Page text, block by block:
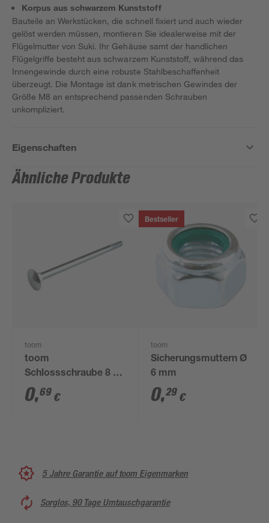
Korpus aus schwarzem Kunststoff
Bauteile an Werkstücken, die schnell fixiert und auch wieder
gelöst werden müssen, montieren Sie idealerweise mit der
Flügelmutter von Suki. Ihr Gehäuse samt der handlichen
Flügelgriffe besteht aus schwarzem Kunststoff, während das
Innengewinde durch eine robuste Stahlbeschaffenheit
überzeugt. Die Montage ist dank metrischen Gewindes der
Größe M8 an entsprechend passenden Schrauben
unkompliziert.
Eigenschaften
Ähnliche Produkte
toom
toom
Schlossschraube 8 x
45 mm
0,69 €
Bestseller
toom
Sicherungsmuttern Ø
6 mm
0,29 €
5 Jahre Garantie auf toom Eigenmarken
Sorglos, 90 Tage Umtauschgarantie